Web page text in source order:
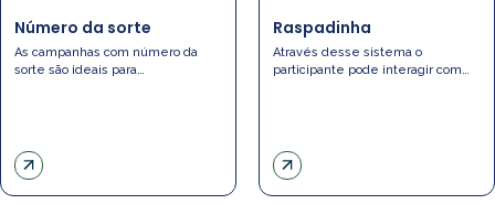
Número da sorte
As campanhas com número da
sorte são ideais para…
Raspadinha
Através desse sistema o
participante pode interagir com…